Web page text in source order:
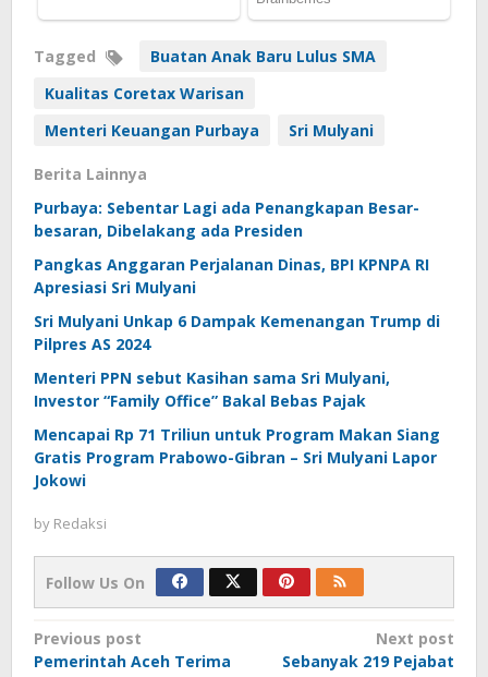
Tagged
Buatan Anak Baru Lulus SMA
Kualitas Coretax Warisan
Menteri Keuangan Purbaya
Sri Mulyani
Berita Lainnya
Purbaya: Sebentar Lagi ada Penangkapan Besar-
besaran, Dibelakang ada Presiden
Pangkas Anggaran Perjalanan Dinas, BPI KPNPA RI
Apresiasi Sri Mulyani
Sri Mulyani Unkap 6 Dampak Kemenangan Trump di
Pilpres AS 2024
Menteri PPN sebut Kasihan sama Sri Mulyani,
Investor “Family Office” Bakal Bebas Pajak
Mencapai Rp 71 Triliun untuk Program Makan Siang
Gratis Program Prabowo-Gibran – Sri Mulyani Lapor
Jokowi
by Redaksi
Follow Us On
Post
Previous post
Pemerintah Aceh Terima
Next post
Sebanyak 219 Pejabat